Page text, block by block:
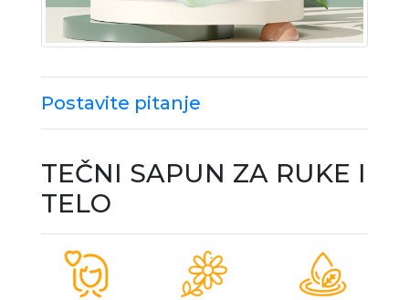
Postavite pitanje
TEČNI SAPUN ZA RUKE I
TELO